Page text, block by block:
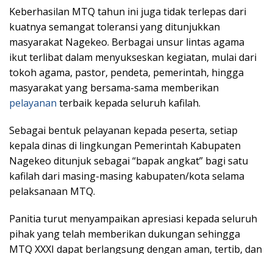
Keberhasilan MTQ tahun ini juga tidak terlepas dari
kuatnya semangat toleransi yang ditunjukkan
masyarakat Nagekeo. Berbagai unsur lintas agama
ikut terlibat dalam menyukseskan kegiatan, mulai dari
tokoh agama, pastor, pendeta, pemerintah, hingga
masyarakat yang bersama-sama memberikan
pelayanan terbaik kepada seluruh kafilah.
Sebagai bentuk pelayanan kepada peserta, setiap
kepala dinas di lingkungan Pemerintah Kabupaten
Nagekeo ditunjuk sebagai “bapak angkat” bagi satu
kafilah dari masing-masing kabupaten/kota selama
pelaksanaan MTQ.
Panitia turut menyampaikan apresiasi kepada seluruh
pihak yang telah memberikan dukungan sehingga
MTQ XXXI dapat berlangsung dengan aman, tertib, dan